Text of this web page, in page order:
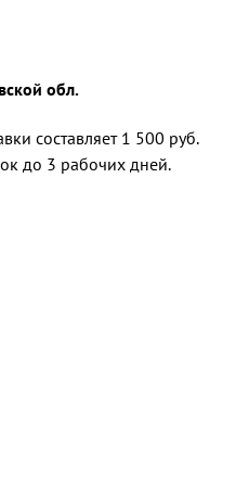
обл.
составляет 1 500 руб.
до 3 рабочих дней.